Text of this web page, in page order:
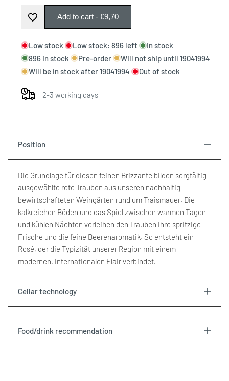
Missing
value
for
{{
product
}}"
Missing
value
for
{{
product
}}"
Add to cart - €9,70
Wishlist
Low stock Low stock: 896 left
In stock
896 in stock Pre-order Will not ship until 19041994
Will be in stock after19041994 Out of stock
2-3 working days
Position
Die Grundlage für diesen feinen Brizzante bilden sorgfältig
ausgewählte rote Trauben aus unseren nachhaltig
bewirtschafteten Weingärten rund um Traismauer. Die
kalkreichen Böden und das Spiel zwischen warmen Tagen
und kühlen Nächten verleihen den Trauben ihre spritzige
Frische und die feine Beerenaromatik. So entsteht ein
Rosé, der die Typizität unserer Region mit einem
modernen, internationalen Flair verbindet.
Cellar technology
Food/drink recommendation